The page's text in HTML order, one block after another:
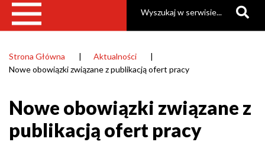
Ścieżka
Strona Główna
Aktualności
Nowe obowiązki związane z publikacją ofert pracy
Nowe obowiązki związane z
publikacją ofert pracy